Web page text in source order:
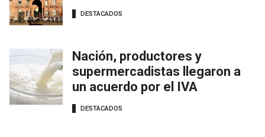
DESTACADOS
Nación, productores y
supermercadistas llegaron a
un acuerdo por el IVA
DESTACADOS